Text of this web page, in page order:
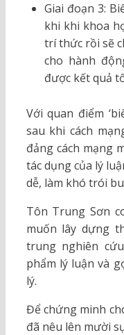
Giai đoạn 3:
khi khi khoa
trí thức rồi sẽ
cho hành
được kết quả
Với quan điểm
sau khi cách
đảng cách mạng
tác dụng của lý
dễ, làm khó trói
Tôn Trung Sơn
muốn lây dựng
trung nghiên
phẩm lý luận và
lý.
Để chứng minh
đã nêu lên mười